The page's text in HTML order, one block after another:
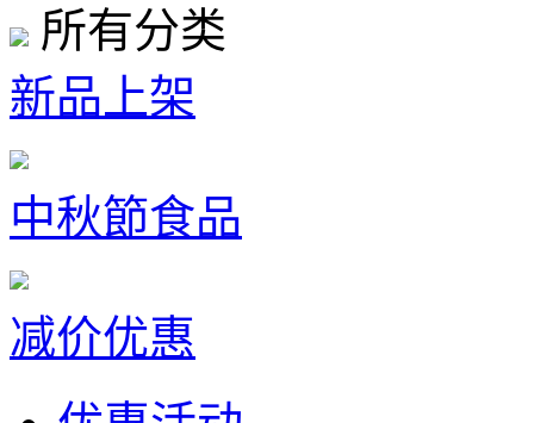
所有分类
新品上架
中秋節食品
减价优惠